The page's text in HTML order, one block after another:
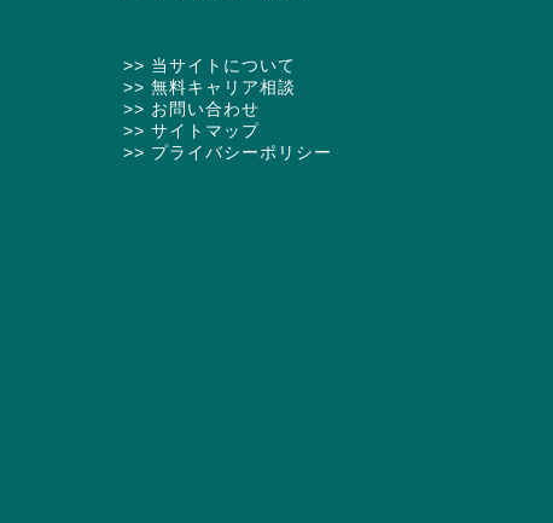
>> 当サイトについて
>> 無料キャリア相談
>> お問い合わせ
>> サイトマップ
>> プライバシーポリシー